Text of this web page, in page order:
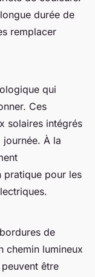
durée de
remplacer
qui
Ces
solaires intégrés
À la
pratique pour les
de
chemin lumineux
être